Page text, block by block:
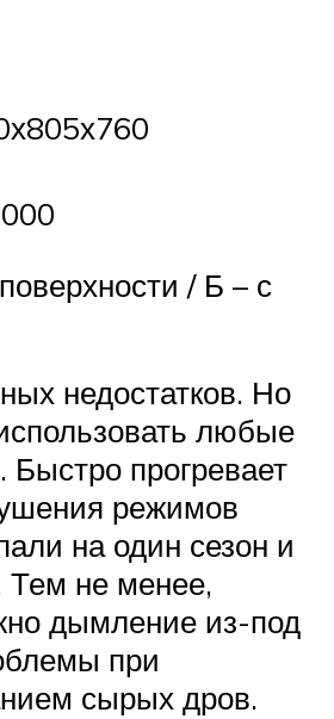
/ Б – с
недостатков. Но
любые
прогревает
режимов
на один сезон и
Тем не менее,
дымление из-под
при
сырых дров.